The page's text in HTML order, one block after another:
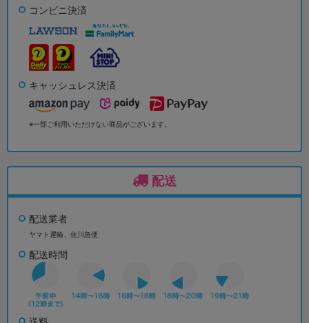
コンビニ決済
キャッシュレス決済
※一部ご利用いただけない商品がございます。
配送
配送業者
ヤマト運輸、佐川急便
配送時間